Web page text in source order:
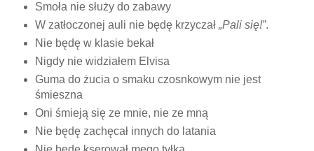
Smoła nie służy do zabawy
W zatłoczonej auli nie będę krzyczał„Pali się!”.
Nie będę w klasie bekał
Nigdy nie widziałem Elvisa
Guma do żucia o smaku czosnkowym nie jest
śmieszna
Oni śmieją się ze mnie, nie ze mną
Nie będę zachęcał innych do latania